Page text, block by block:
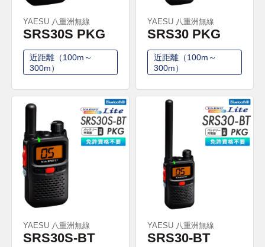
YAESU 八重洲無線
SRS30S PKG
近距離（100m～
300m）
YAESU 八重洲無線
SRS30 PKG
近距離（100m～
300m）
YAESU 八重洲無線
SRS30S-BT
YAESU 八重洲無線
SRS30-BT